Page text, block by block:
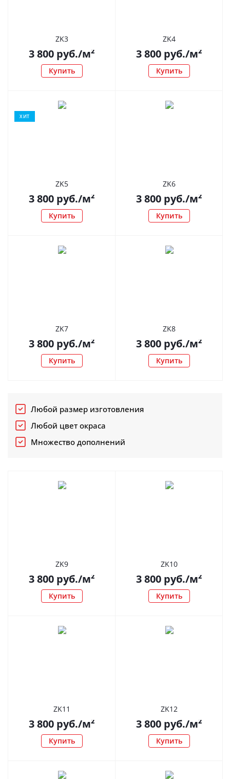
ZK3
3 800 руб./м²
Купить
ZK4
3 800 руб./м²
Купить
ХИТ
ZK5
3 800 руб./м²
Купить
ZK6
3 800 руб./м²
Купить
ZK7
3 800 руб./м²
Купить
ZK8
3 800 руб./м²
Купить
Любой размер изготовления
Любой цвет окраса
Множество дополнений
ZK9
3 800 руб./м²
Купить
ZK10
3 800 руб./м²
Купить
ZK11
3 800 руб./м²
Купить
ZK12
3 800 руб./м²
Купить